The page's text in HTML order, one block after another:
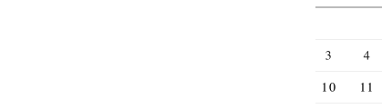
3
4
10
11